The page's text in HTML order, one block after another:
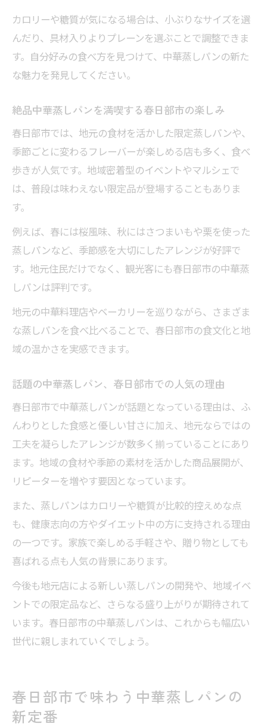
カロリーや糖質が気になる場合は、小ぶりなサイズを選
んだり、具材入りよりプレーンを選ぶことで調整できま
す。自分好みの食べ方を見つけて、中華蒸しパンの新た
な魅力を発見してください。
絶品中華蒸しパンを満喫する春日部市の楽しみ
春日部市では、地元の食材を活かした限定蒸しパンや、
季節ごとに変わるフレーバーが楽しめる店も多く、食べ
歩きが人気です。地域密着型のイベントやマルシェで
は、普段は味わえない限定品が登場することもありま
す。
例えば、春には桜風味、秋にはさつまいもや栗を使った
蒸しパンなど、季節感を大切にしたアレンジが好評で
す。地元住民だけでなく、観光客にも春日部市の中華蒸
しパンは評判です。
地元の中華料理店やベーカリーを巡りながら、さまざま
な蒸しパンを食べ比べることで、春日部市の食文化と地
域の温かさを実感できます。
話題の中華蒸しパン、春日部市での人気の理由
春日部市で中華蒸しパンが話題となっている理由は、ふ
んわりとした食感と優しい甘さに加え、地元ならではの
工夫を凝らしたアレンジが数多く揃っていることにあり
ます。地域の食材や季節の素材を活かした商品展開が、
リピーターを増やす要因となっています。
また、蒸しパンはカロリーや糖質が比較的控えめな点
も、健康志向の方やダイエット中の方に支持される理由
の一つです。家族で楽しめる手軽さや、贈り物としても
喜ばれる点も人気の背景にあります。
今後も地元店による新しい蒸しパンの開発や、地域イベ
ントでの限定品など、さらなる盛り上がりが期待されて
います。春日部市の中華蒸しパンは、これからも幅広い
世代に親しまれていくでしょう。
春日部市で味わう中華蒸しパンの
新定番